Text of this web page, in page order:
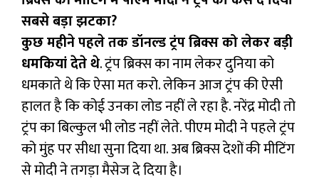
सबसे बड़ा झटका?
कुछ महीने पहले तक डॉनल्ड ट्रंप ब्रिक्स को लेकर बड़ी
धमकियां देते थे. ट्रंप ब्रिक्स का नाम लेकर दुनिया को
धमकाते थे कि ऐसा मत करो. लेकिन आज ट्रंप की ऐसी
हालत है कि कोई उनका लोड नहीं ले रहा है. नरेंद्र मोदी तो
ट्रंप का बिल्कुल भी लोड नहीं लेते. पीएम मोदी ने पहले ट्रंप
को मुंह पर सीधा सुना दिया था. अब ब्रिक्स देशों की मीटिंग
से मोदी ने तगड़ा मैसेज दे दिया है।